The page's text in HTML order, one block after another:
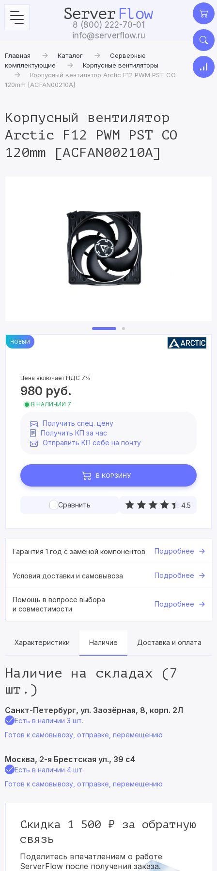
8 (800) 222-70-01
info@serverflow.ru
Главная Каталог
Серверные
комплектующие
Корпусные вентиляторы
Корпусный вентилятор Arctic F12 PWM PST CO
120mm [ACFAN00210A]
Корпусный вентилятор
Arctic F12 PWM PST CO
120mm [ACFAN00210A]
НОВЫЙ
Цена включает НДС 7%
980 руб.
В НАЛИЧИИ 7
Получить спец. цену
Получить КП за час
Отправить КП себе на почту
В КОРЗИНУ
Сравнить 4.5
Гарантия 1 год с заменой компонентов Подробнее
Условия доставки и самовывоза Подробнее
Помощь в вопросе выбора
и совместимости
Подробнее
Характеристики Наличие Доставка и оплата
Наличие на складах (7
шт.)
Санкт-Петербург, ул. Заозёрная, 8, корп. 2Л
Есть в наличии 3 шт.
Готов к самовывозу, отправке, перемещению
Москва, 2-я Брестская ул., 39 с4
Есть в наличии 4 шт.
Готов к самовывозу, отправке, перемещению
Скидка 1 500 ₽ за обратную
связь
Поделитесь впечатлением о работе
ServerFlow после получения заказа.